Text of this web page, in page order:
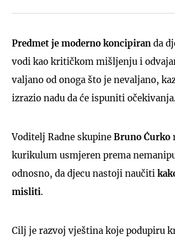
Predmet je moderno koncipiran da
vodi kao kritičkom mišljenju i
valjano od onoga što je nevaljano,
izrazio nadu da će ispuniti očekivanja.
Voditelj Radne skupine Bruno Ćurko
kurikulum usmjeren prema
odnosno, da djecu nastoji naučiti
misliti.
Cilj je razvoj vještina koje podupiru